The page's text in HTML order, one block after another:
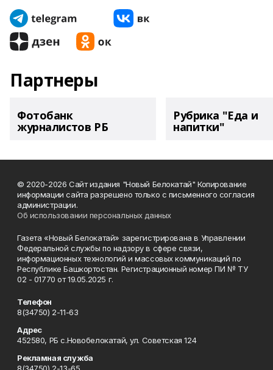
Партнеры
Фотобанк
журналистов РБ
Рубрика "Еда и
напитки"
© 2020-2026 Сайт издания "Новый Белокатай" Копирование
информации сайта разрешено только с письменного согласия
администрации.
Об использовании персональных данных
Газета «Новый Белокатай» зарегистрирована в Управлении
Федеральной службы по надзору в сфере связи,
информационных технологий и массовых коммуникаций по
Республике Башкортостан. Регистрационный номер ПИ № ТУ
02 - 01770 от 19.05.2025 г.
Телефон
8(34750) 2-11-63
Адрес
452580, РБ с.Новобелокатай, ул. Советская 124
Рекламная служба